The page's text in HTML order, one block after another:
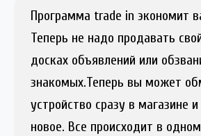
Программа trade in экономит
Теперь не надо продавать
досках объявлений или
знакомых.Теперь вы может
устройство сразу в магазине
новое. Все происходит в